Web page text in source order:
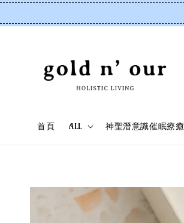
首頁 ALL 神聖潛意識催眠療癒